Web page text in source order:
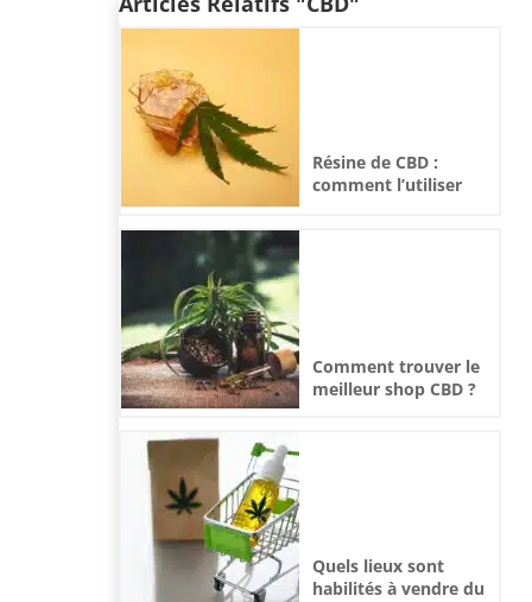
Résine de CBD :
comment l’utiliser
Comment trouver le
meilleur shop CBD ?
Quels lieux sont
habilités à vendre du